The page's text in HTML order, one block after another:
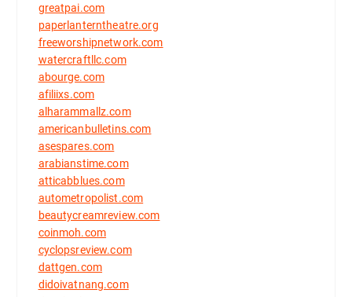
greatpai.com
paperlanterntheatre.org
freeworshipnetwork.com
watercraftllc.com
abourge.com
afiliixs.com
alharammallz.com
americanbulletins.com
asespares.com
arabianstime.com
atticabblues.com
autometropolist.com
beautycreamreview.com
coinmoh.com
cyclopsreview.com
dattgen.com
didoivatnang.com